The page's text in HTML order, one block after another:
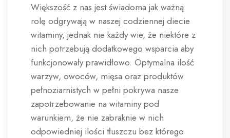
Większość z nas jest świadoma jak ważną
rolę odgrywają w naszej codziennej diecie
witaminy, jednak nie każdy wie, że niektóre z
nich potrzebują dodatkowego wsparcia aby
funkcjonowały prawidłowo. Optymalna ilość
warzyw, owoców, mięsa oraz produktów
pełnoziarnistych w pełni pokrywa nasze
zapotrzebowanie na witaminy pod
warunkiem, że nie zabraknie w nich
odpowiedniej ilości tłuszczu bez którego